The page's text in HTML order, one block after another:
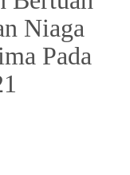
Niaga
Pada